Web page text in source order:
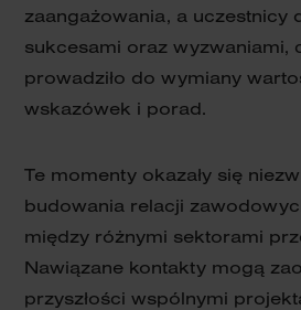
zaangażowania, a uczestnicy
sukcesami oraz wyzwaniami,
prowadziło do wymiany
wskazówek i porad.
Te momenty okazały się
budowania relacji
między różnymi sektorami
Nawiązane kontakty mogą
przyszłości wspólnymi